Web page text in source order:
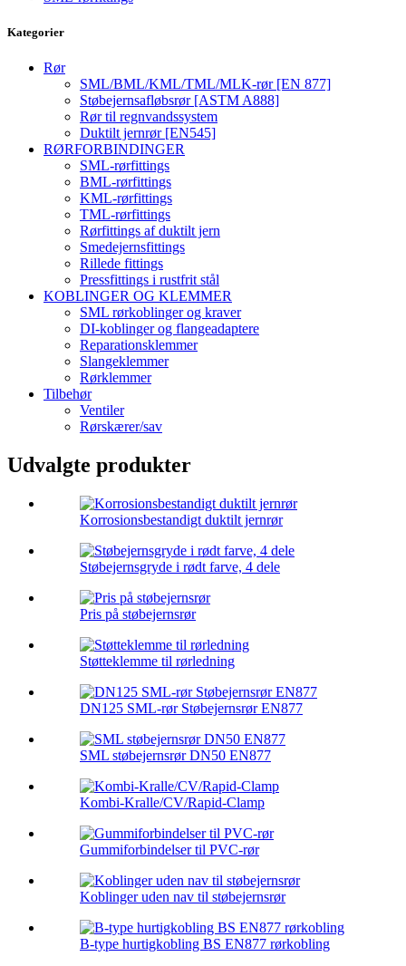
Kategorier
Rør
SML/BML/KML/TML/MLK-rør [EN 877]
Støbejernsafløbsrør [ASTM A888]
Rør til regnvandssystem
Duktilt jernrør [EN545]
RØRFORBINDINGER
SML-rørfittings
BML-rørfittings
KML-rørfittings
TML-rørfittings
Rørfittings af duktilt jern
Smedejernsfittings
Rillede fittings
Pressfittings i rustfrit stål
KOBLINGER OG KLEMMER
SML rørkoblinger og kraver
DI-koblinger og flangeadaptere
Reparationsklemmer
Slangeklemmer
Rørklemmer
Tilbehør
Ventiler
Rørskærer/sav
Udvalgte produkter
Korrosionsbestandigt duktilt jernrør
Støbejernsgryde i rødt farve, 4 dele
Pris på støbejernsrør
Støtteklemme til rørledning
DN125 SML-rør Støbejernsrør EN877
SML støbejernsrør DN50 EN877
Kombi-Kralle/CV/Rapid-Clamp
Gummiforbindelser til PVC-rør
Koblinger uden nav til støbejernsrør
B-type hurtigkobling BS EN877 rørkobling